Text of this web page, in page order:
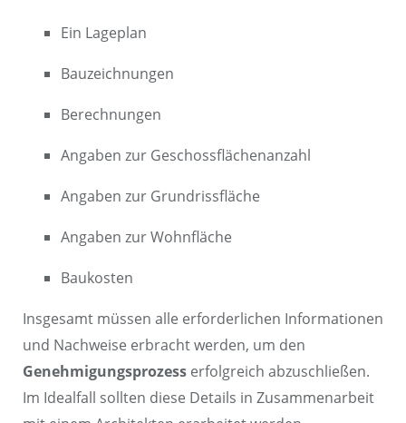
Ein Lageplan
Bauzeichnungen
Berechnungen
Angaben zur Geschossflächenanzahl
Angaben zur Grundrissfläche
Angaben zur Wohnfläche
Baukosten
Insgesamt müssen alle erforderlichen Informationen
und Nachweise erbracht werden, um den
Genehmigungsprozess erfolgreich abzuschließen.
Im Idealfall sollten diese Details in Zusammenarbeit